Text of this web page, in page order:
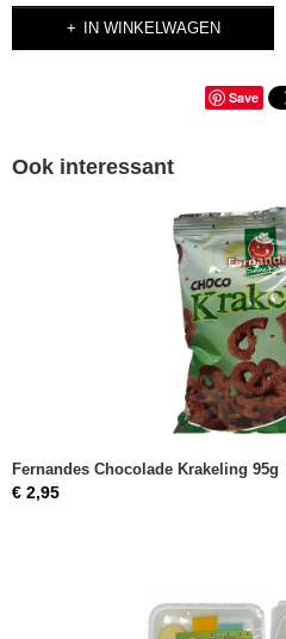
IN WINKELWAGEN
Save
Ook interessant
Fernandes Chocolade Krakeling 95g
€ 2,95